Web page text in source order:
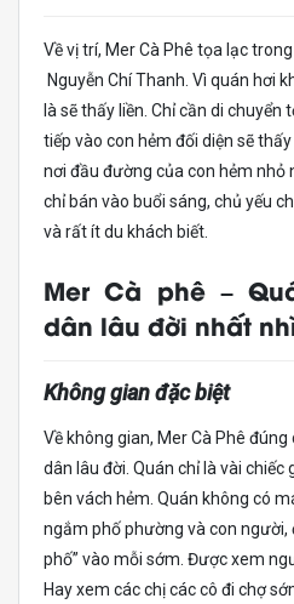
Về vị trí, Mer Cà Phê tọa lạc
Nguyễn Chí Thanh. Vì quán hơi
là sẽ thấy liền. Chỉ cần di chuyển
tiếp vào con hẻm đối diện sẽ
nơi đầu đường của con hẻm nhỏ
chỉ bán vào buổi sáng, chủ yếu
và rất ít du khách biết.
Mer Cà phê –
dân lâu đời nhất
Không gian đặc biệt
Về không gian, Mer Cà Phê
dân lâu đời. Quán chỉ là vài chiếc
bên vách hẻm. Quán không có
ngắm phố phường và con người,
phố” vào mỗi sớm. Được xem
Hay xem các chị các cô đi chợ